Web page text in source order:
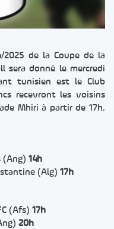
2025 de la Coupe de la
sera donné le mercredi
tunisien est le Club
recevront les voisins
Mhiri à partir de 17h.
(Ang) 14h
(Alg) 17h
(Afs) 17h
20h